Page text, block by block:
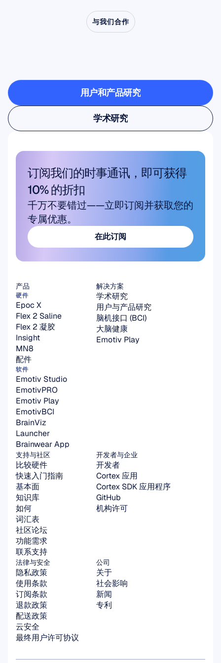
与我们合作
验室时有什么可能
用户和产品研究
用户和产品研究
学术研究
学术研究
订阅我们的时事通讯，即可获得
10% 的折扣
千万不要错过——立即订阅并获取您的
专属优惠。
在此订阅
解决方案
学术研究
用户与产品研究
脑机接口 (BCI)
大脑健康
Emotiv Play
产品
硬件
Epoc X
Flex 2 Saline
Flex 2 凝胶
Insight
MN8
配件
软件
Emotiv Studio
EmotivPRO
Emotiv Play
EmotivBCI
BrainViz
Launcher
Brainwear App
支持与社区
比较硬件
快速入门指南
基本面
知识库
如何
词汇表
社区论坛
功能需求
联系支持
开发者与企业
开发者
Cortex 应用
Cortex SDK 应用程序
GitHub
机构许可
公司
关于
社会影响
新闻
专利
法律与安全
隐私政策
使用条款
订阅条款
退款政策
配送政策
云安全
最终用户许可协议